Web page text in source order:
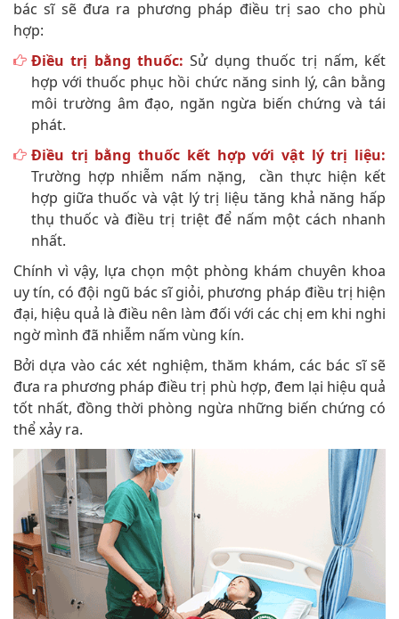
bác sĩ sẽ đưa ra phương pháp điều trị sao cho phù
hợp:
Điều trị bằng thuốc:Sử dụng thuốc trị nấm, kết
hợp với thuốc phục hồi chức năng sinh lý, cân bằng
môi trường âm đạo, ngăn ngừa biến chứng và tái
phát.
Điều trị bằng thuốc kết hợp với vật lý trị liệu:
Trường hợp nhiễm nấm nặng, cần thực hiện kết
hợp giữa thuốc và vật lý trị liệu tăng khả năng hấp
thụ thuốc và điều trị triệt để nấm một cách nhanh
nhất.
Chính vì vậy, lựa chọn một phòng khám chuyên khoa
uy tín, có đội ngũ bác sĩ giỏi, phương pháp điều trị hiện
đại, hiệu quả là điều nên làm đối với các chị em khi nghi
ngờ mình đã nhiễm nấm vùng kín.
Bởi dựa vào các xét nghiệm, thăm khám, các bác sĩ sẽ
đưa ra phương pháp điều trị phù hợp, đem lại hiệu quả
tốt nhất, đồng thời phòng ngừa những biến chứng có
thể xảy ra.